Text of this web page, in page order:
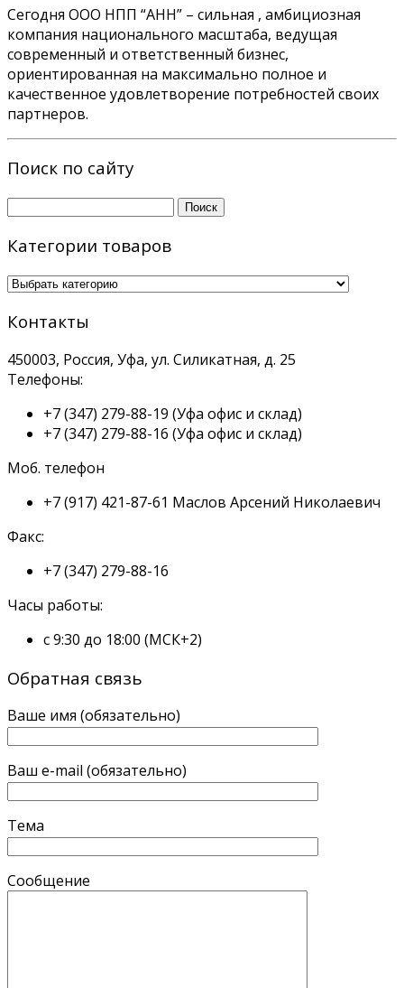
Сегодня ООО НПП “АНН” – сильная , амбициозная
компания национального масштаба, ведущая
современный и ответственный бизнес,
ориентированная на максимально полное и
качественное удовлетворение потребностей своих
партнеров.
Поиск по сайту
Найти:
Категории товаров
Контакты
450003, Россия, Уфа, ул. Силикатная, д. 25
Телефоны:
+7 (347) 279-88-19 (Уфа офис и склад)
+7 (347) 279-88-16 (Уфа офис и склад)
Моб. телефон
+7 (917) 421-87-61 Маслов Арсений Николаевич
Факс:
+7 (347) 279-88-16
Часы работы:
с 9:30 до 18:00 (МСК+2)
Обратная связь
Ваше имя (обязательно)
Ваш e-mail (обязательно)
Тема
Сообщение